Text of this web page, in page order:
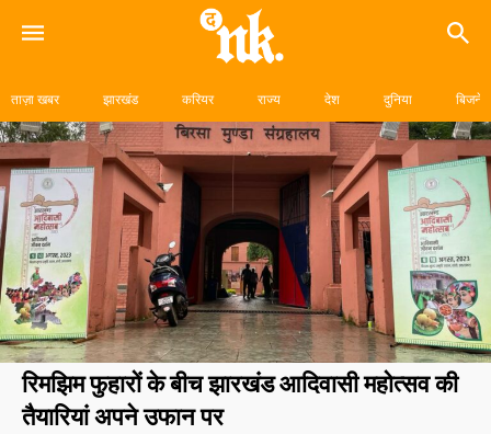
ताज़ा खबर झारखंड करियर राज्य देश दुनिया बिजनेस
रिमझिम फुहारों के बीच झारखंड आदिवासी महोत्सव की
तैयारियां अपने उफान पर